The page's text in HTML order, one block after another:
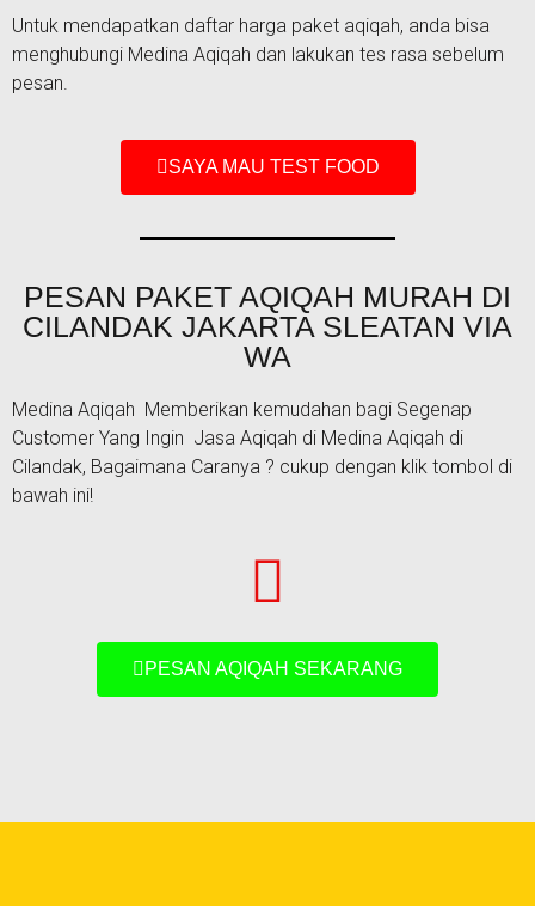
Untuk mendapatkan daftar harga paket aqiqah, anda bisa
menghubungi Medina Aqiqah dan lakukan tes rasa sebelum
pesan.
SAYA MAU TEST FOOD
PESAN PAKET AQIQAH MURAH DI
CILANDAK JAKARTA SLEATAN VIA
WA
Medina Aqiqah Memberikan kemudahan bagi Segenap
Customer Yang Ingin Jasa Aqiqah di Medina Aqiqah di
Cilandak, Bagaimana Caranya ? cukup dengan klik tombol di
bawah ini!
PESAN AQIQAH SEKARANG